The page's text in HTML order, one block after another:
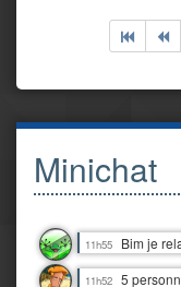
Minichat
11h55 Bim je
11h52 5